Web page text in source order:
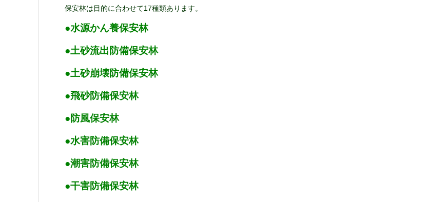
保安林は目的に合わせて17種類あります。
︎●水源かん養保安林
︎●土砂流出防備保安林
︎●土砂崩壊防備保安林
●飛砂防備保安林
●防風保安林
●水害防備保安林
●潮害防備保安林
︎●干害防備保安林